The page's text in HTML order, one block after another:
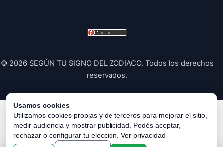
© 2026 SEGÚN TU SIGNO DEL ZODIACO. Todos los derechos
reservados.
Política de Privacidad | Política de Cookies |
Configurar
Cookies
| Términos y Condiciones | Contacto |
Nosotros
| Aviso Legal
Usamos cookies
Utilizamos cookies propias y de terceros para mejorar el sitio,
medir audiencia y mostrar publicidad. Podés aceptar,
rechazar o configurar tu elección. Ver privacidad